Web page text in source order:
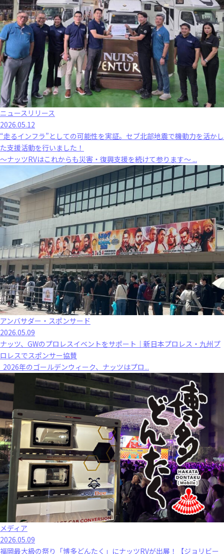
ニュースリリース
2026.05.12
“走るインフラ”としての可能性を実証。セブ北部地震で機動力を活かし
た支援活動を行いました！
～ナッツRVはこれからも災害・復興支援を続けて参ります～ ...
アンバサダー・スポンサード
2026.05.09
ナッツ、GWのプロレスイベントをサポート｜新日本プロレス・九州プ
ロレスでスポンサー協賛
2026年のゴールデンウィーク、ナッツはプロ...
メディア
2026.05.09
福岡最大級の祭り「博多どんたく」にナッツRVが出展！【ジョリビー